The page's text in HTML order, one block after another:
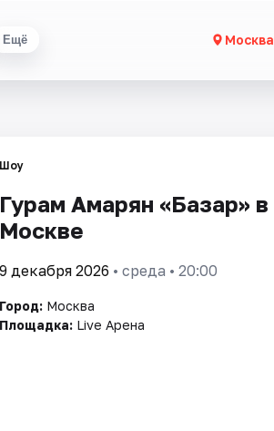
Ещё Москва
Шоу
Гурам Амарян «Базар» в
Москве
9 декабря 2026 • среда • 20:00
Город: Москва
Площадка: Live Арена